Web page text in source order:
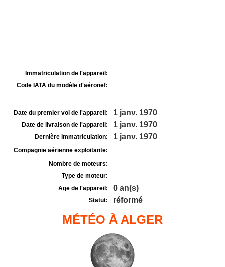
Immatriculation de l'appareil:
Code IATA du modèle d'aéronef:
Date du premier vol de l'appareil: 1 janv. 1970
Date de livraison de l'appareil: 1 janv. 1970
Dernière immatriculation: 1 janv. 1970
Compagnie aérienne exploitante:
Nombre de moteurs:
Type de moteur:
Age de l'appareil:
0 an(s)
Statut: réformé
MÉTÉO À ALGER